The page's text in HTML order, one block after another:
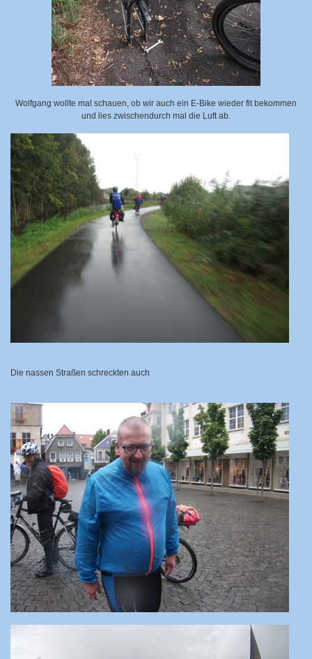
Wolfgang wollte mal schauen, ob wir auch ein E-Bike wieder fit bekommen
und lies zwischendurch mal die Luft ab.
Die nassen Straßen schreckten auch